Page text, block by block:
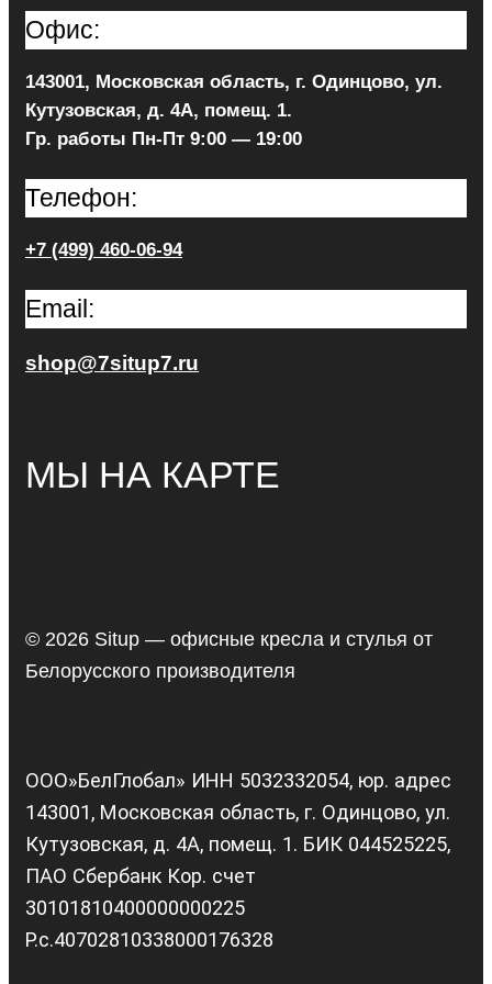
Офис:
143001, Московская область, г. Одинцово, ул.
Кутузовская, д. 4А, помещ. 1.
Гр. работы Пн-Пт 9:00 — 19:00
Телефон:
+7 (499) 460-06-94
Email:
shop@7situp7.ru
МЫ НА КАРТЕ
© 2026 Situp — офисные кресла и стулья от
Белорусского производителя
ООО»БелГлобал» ИНН 5032332054, юр. адрес
143001, Московская область, г. Одинцово, ул.
Кутузовская, д. 4А, помещ. 1. БИК 044525225,
ПАО Сбербанк Кор. счет
30101810400000000225
Р.с.40702810338000176328